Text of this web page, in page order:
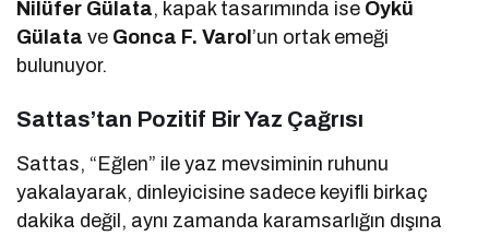
Nilüfer Gülata, kapak tasarımında ise Öykü
Gülata ve Gonca F. Varol’un ortak emeği
bulunuyor.
Sattas’tan Pozitif Bir Yaz Çağrısı
Sattas, “Eğlen” ile yaz mevsiminin ruhunu
yakalayarak, dinleyicisine sadece keyifli birkaç
dakika değil, aynı zamanda karamsarlığın dışına